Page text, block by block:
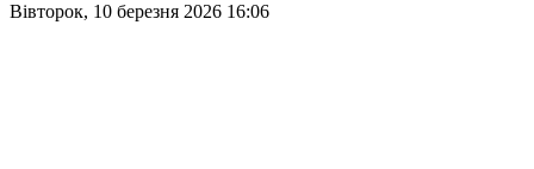
Вівторок, 10 березня 2026 16:06